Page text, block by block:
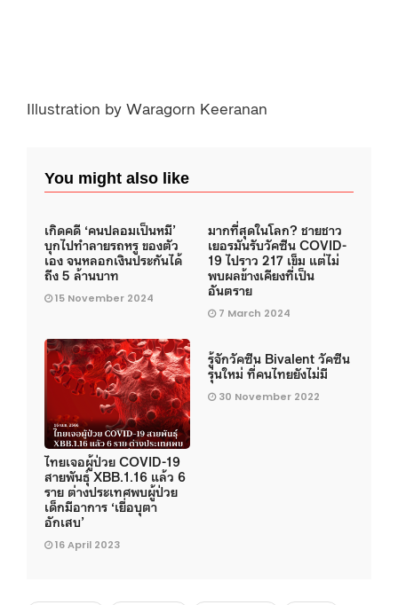
Illustration by Waragorn Keeranan
You might also like
เกิดคดี ‘คนปลอมเป็นหมี’
บุกไปทำลายรถหรู ของตัว
เอง จนหลอกเงินประกันได้
ถึง 5 ล้านบาท
15 November 2024
มากที่สุดในโลก? ชายชาว
เยอรมันรับวัคซีน COVID-
19 ไปราว 217 เข็ม แต่ไม่
พบผลข้างเคียงที่เป็น
อันตราย
7 March 2024
ไทยเจอผู้ป่วย COVID-19
สายพันธุ์ XBB.1.16 แล้ว 6
ราย ต่างประเทศพบผู้ป่วย
เด็กมีอาการ ‘เยื่อบุตา
อักเสบ’
16 April 2023
รู้จักวัคซีน Bivalent วัคซีน
รุ่นใหม่ ที่คนไทยยังไม่มี
30 November 2022